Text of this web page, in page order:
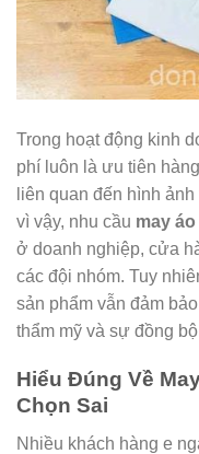
Trong hoạt động kinh
phí luôn là ưu tiên
liên quan đến hình
vì vậy, nhu cầu may
ở doanh nghiệp, cửa
các đội nhóm. Tuy
sản phẩm vẫn đảm
thẩm mỹ và sự đồng
Hiểu Đúng Về
Chọn Sai
Nhiều khách hàng e